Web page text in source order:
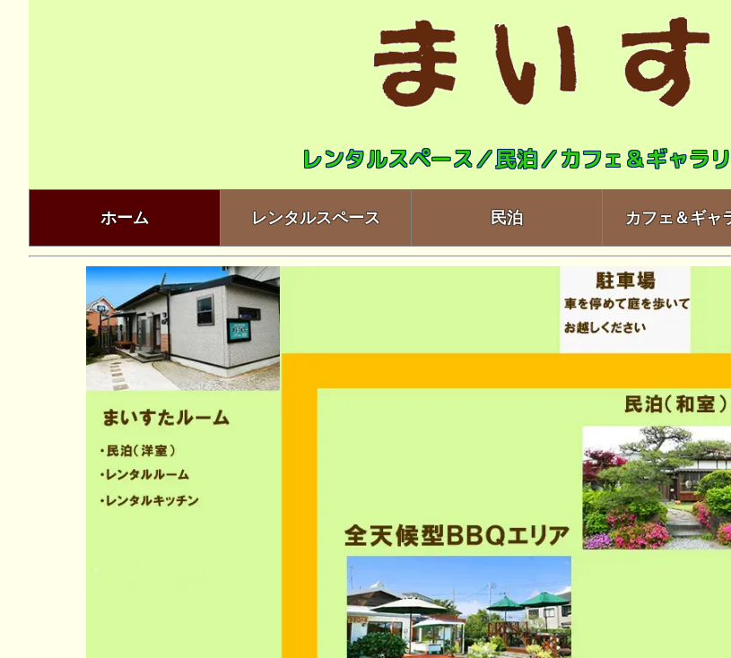
レンタルスペース／民泊／カフェ＆ギャラ
ホーム レンタルスペース 民泊 カフェ＆ギャ